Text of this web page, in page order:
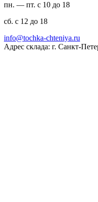
пн. — пт. с 10 до 18
сб. с 12 до 18
ur.ayinethc-akhcot@ofni
Адрес склада: г. Санкт-